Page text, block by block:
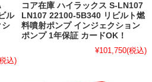
ル
シ
込)
コア在庫 ハイラックス S-LN107
LN107 22100-5B340 リビルト燃
料噴射ポンプ インジェクション
ポンプ 1年保証 カードOK！
¥101,750(税込)